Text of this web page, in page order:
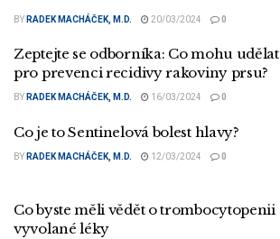
BY RADEK MACHÁČEK, M.D. 20/03/2024 0
Zeptejte se odborníka: Co mohu udělat
pro prevenci recidivy rakoviny prsu?
BY RADEK MACHÁČEK, M.D. 16/03/2024 0
Co je to Sentinelová bolest hlavy?
BY RADEK MACHÁČEK, M.D. 12/03/2024 0
Co byste měli vědět o trombocytopenii
vyvolané léky